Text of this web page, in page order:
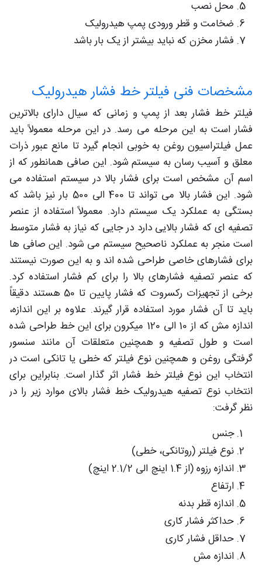
محل نصب
ضخامت و قطر ورودی پمپ هیدرولیک
فشار مخزن که نباید بیشتر از یک بار باشد
مشخصات فنی فیلتر خط فشار هیدرولیک
فیلتر خط فشار بعد از پمپ و زمانی که سیال دارای بالاترین
فشار است به این مرحله می رسد. در این مرحله معمولاً باید
عمل فیلتراسیون روغن به خوبی انجام گیرد تا مانع عبور ذرات
معلق و آسیب رسان به سیستم شود. این صافی همانطور که از
اسم آن مشخص است برای فشار بالا در سیستم استفاده می
شود. این فشار بالا می تواند تا 400 الی 500 بار نیز باشد که
بستگی به عملکرد یک سیستم دارد. معمولاً استفاده از عنصر
تصفیه ای که فشار بالایی دارد در جایی که نیاز به فشار متوسط
است منجر به عملکرد ناصحیح سیستم می شود. این صافی ها
برای فشارهای خاصی طراحی شده اند و به این صورت نیستند
که عنصر تصفیه فشارهای بالا را برای کم فشار استفاده کرد.
برخی از تجهیزات رکسروت که فشار پایین تا 50 هستند دقیقاً
باید تا آن فشار مورد استفاده قرار گیرند. علاوه بر این اندازه،
اندازه مش که از 10 الی 120 میکرون برای این خط طراحی شده
است و طول تصفیه و همچنین متعلقات آن مانند سنسور
گرفتگی روغن و همچنین نوع فیلتر که خطی یا تانکی است در
انتخاب این نوع فیلتر خط فشار اثر گذار است. بنابراین برای
انتخاب نوع تصفیه هیدرولیک خط فشار بالای موارد زیر را در
نظر گرفت:
جنس
نوع فیلتر (روتانکی، خطی)
اندازه رزوه (از 1.4 اینچ الی 2.1/2 اینچ)
ارتفاع
اندازه قطر بدنه
حداکثر فشار کاری
حداقل فشار کاری
اندازه مش